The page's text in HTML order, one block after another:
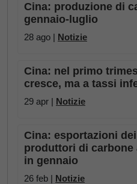
Cina: produzione di
gennaio-luglio
28 ago | Notizie
Cina: nel primo
cresce, ma a tassi
29 apr | Notizie
Cina: esportazioni
produttori di carbone
in gennaio
26 feb | Notizie